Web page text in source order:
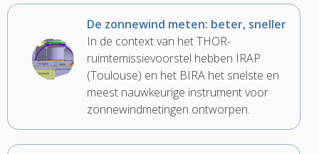
De zonnewind meten: beter, sneller
In de context van het THOR-
ruimtemissievoorstel hebben IRAP
(Toulouse) en het BIRA het snelste en
meest nauwkeurige instrument voor
zonnewindmetingen ontworpen.